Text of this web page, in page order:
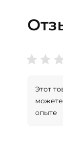
Этот
опыте